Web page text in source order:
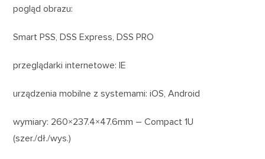
pogląd obrazu:
Smart PSS, DSS Express, DSS PRO
przeglądarki internetowe: IE
urządzenia mobilne z systemami: iOS, Android
wymiary: 260×237.4×47.6mm – Compact 1U
(szer./dł./wys.)